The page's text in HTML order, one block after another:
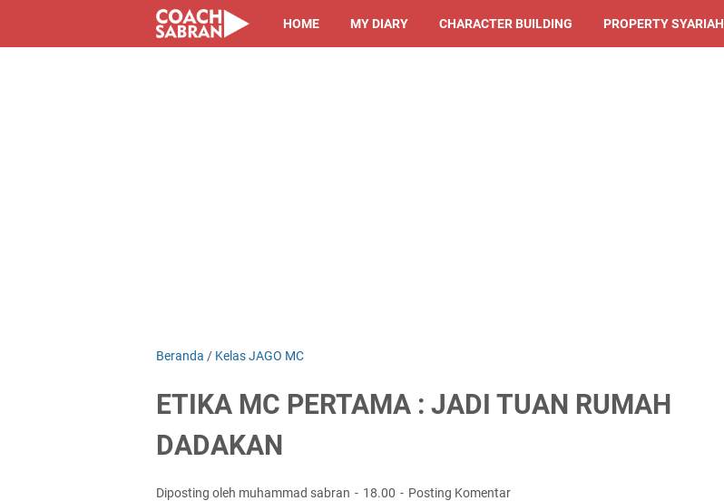
HOME MY DIARY CHARACTER BUILDING PROPERTY SYARIAH
Beranda / Kelas JAGO MC
ETIKA MC PERTAMA : JADI TUAN RUMAH
DADAKAN
Diposting oleh muhammad sabran 18.00 Posting Komentar